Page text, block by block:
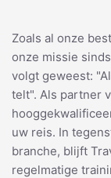
Zoals al onze
onze missie
volgt geweest:
telt". Als partner
uw reis. In
branche, blijft
regelmatige